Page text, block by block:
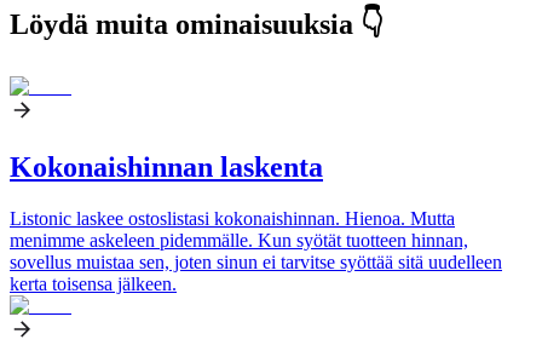
Löydä muita ominaisuuksia 👇
Kokonaishinnan laskenta
Listonic laskee ostoslistasi kokonaishinnan. Hienoa. Mutta
menimme askeleen pidemmälle. Kun syötät tuotteen hinnan,
sovellus muistaa sen, joten sinun ei tarvitse syöttää sitä uudelleen
kerta toisensa jälkeen.